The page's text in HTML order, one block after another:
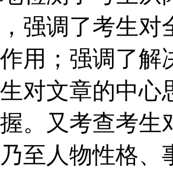
强调了考生对
用；强调了解
对文章的中
。又考查考
至人物性格、